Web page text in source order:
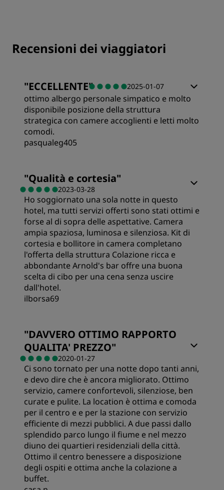
Recensioni dei viaggiatori
"ECCELLENTE" 2025-01-07
ottimo albergo personale simpatico e molto
disponibile posizione della struttura
strategica con camere accoglienti e letti molto
comodi.
pasqualeg405
Qualità/prezzo
Qualità del sonno
Posizione
Pulizia
"Qualità e cortesia"
2023-03-28
Ho soggiornato una sola notte in questo
hotel, ma tutti servizi offerti sono stati ottimi e
forse al di sopra delle aspettative. Camera
ampia spaziosa, luminosa e silenziosa. Kit di
cortesia e bollitore in camera completano
l'offerta della struttura Colazione ricca e
abbondante Arnold's bar offre una buona
scelta di cibo per una cena senza uscire
dall'hotel.
ilborsa69
Qualità/prezzo
Qualità del sonno
Posizione
Pulizia
Servizio
"DAVVERO OTTIMO RAPPORTO
QUALITA' PREZZO"
2020-01-27
Ci sono tornato per una notte dopo tanti anni,
e devo dire che è ancora migliorato. Ottimo
servizio, camere confortevoli, silenziose, ben
curate e pulite. La location è ottima e comoda
per il centro e e per la stazione con servizio
efficiente di mezzi pubblici. A due passi dallo
splendido parco lungo il fiume e nel mezzo
diuno dei quartieri residenziali della città.
Ottimo il centro benessere a disposizione
degli ospiti e ottima anche la colazione a
buffet.